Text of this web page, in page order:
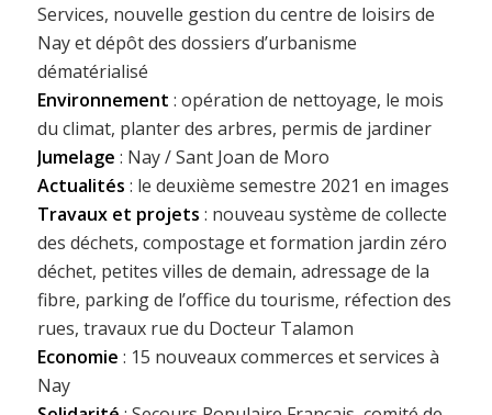
Services, nouvelle gestion du centre de loisirs de
Nay et dépôt des dossiers d’urbanisme
dématérialisé
Environnement : opération de nettoyage, le mois
du climat, planter des arbres, permis de jardiner
Jumelage : Nay / Sant Joan de Moro
Actualités : le deuxième semestre 2021 en images
Travaux et projets : nouveau système de collecte
des déchets, compostage et formation jardin zéro
déchet, petites villes de demain, adressage de la
fibre, parking de l’office du tourisme, réfection des
rues, travaux rue du Docteur Talamon
Economie : 15 nouveaux commerces et services à
Nay